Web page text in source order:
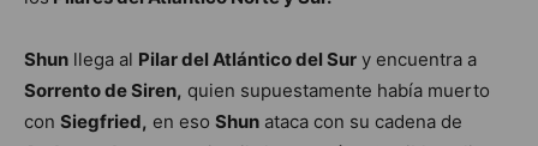
Shun llega al Pilar del Atlántico del Sur y encuentra a
Sorrento de Siren, quien supuestamente había muerto
con Siegfried, en eso Shun ataca con su cadena de